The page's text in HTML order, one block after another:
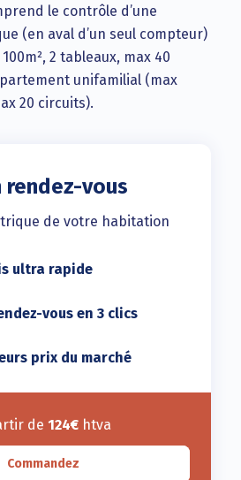
le contrôle d’une
(en aval d’un seul compteur)
2 tableaux, max 40
unifamilial (max
20 circuits).
rendez-vous
de votre habitation
ultra rapide
vous en 3 clics
prix du marché
de124€ htva
Commandez